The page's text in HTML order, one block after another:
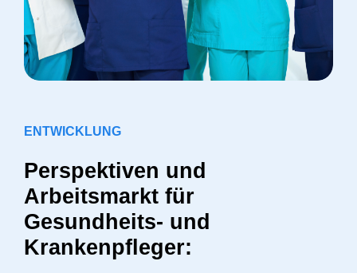
ENTWICKLUNG
Perspektiven und
Arbeitsmarkt für
Gesundheits- und
Krankenpfleger: